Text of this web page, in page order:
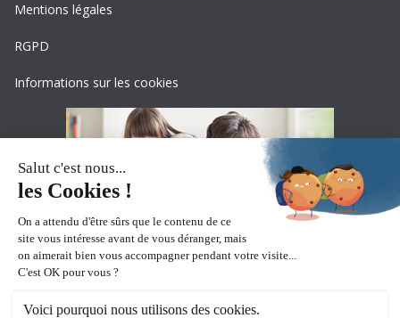
Mentions légales
RGPD
Informations sur les cookies